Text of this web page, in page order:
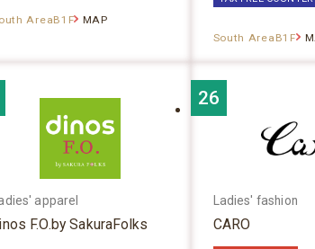
AreaB1F MAP
South AreaB1F
apparel
F.O.by SakuraFolks
26
Ladies' fashion
CARO